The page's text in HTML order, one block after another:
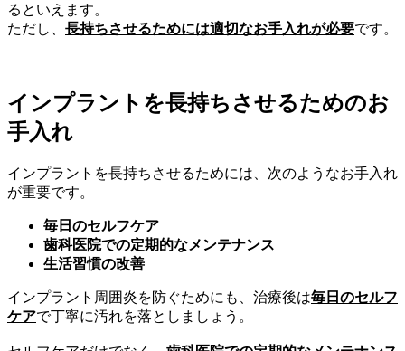
るといえます。
ただし、 長持ちさせるためには適切なお手入れが必要です。
インプラントを長持ちさせるためのお
手入れ
インプラントを長持ちさせるためには、次のようなお手入れ
が重要です。
毎日のセルフケア
歯科医院での定期的なメンテナンス
生活習慣の改善
インプラント周囲炎を防ぐためにも、治療後は毎日のセルフ
ケアで丁寧に汚れを落としましょう。